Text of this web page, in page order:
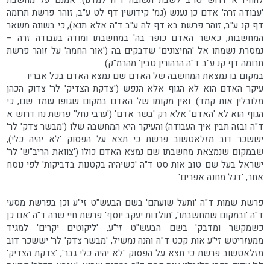
'עבודה זרה' אדם כן נענש (גמ' קידושין דף לט ע"ב, זוהר פרשת תרומה
דף קנ ע"ב, זוהר פרשת בא דף לה ע"ב ד"ה אלא תנא), כי בשונה משאר
המחשבות, כאשר האדם כופר בה' במחשבתו ומודה בעבודה זרה –
נמסרת נשמתו אל 'החיצונים' שדבקים בה ('אור החמה' על זוהר פרשת
תרומה דף קנ ע"ב ד"ה הרהורין טבין' מהרמ"ק).
במקום בו נמצאת המחשבה של האדם שם נמצא האדם בכל אבריו
עיקר האדם הוא לא הגוף אלא הנפש ('צדקת הצדיק' לר' צדוק הכהן
מלובלין אות קמד). ואין מקומו של האדם במקום שגופו עומד שם, כי
הגוף הוא לא 'האדם' אלא רק 'בשר אדם' ('ערבי נחל' פרשת נח דרוש א
ד"ה ובזה תבין איך העבודה) והעיקר היא המחשבה שלו ('מבשר צדק' לר'
יששכר דוב מזלאטשוב פרשת כי תצא על הפסוק 'לא יהיה כלי),
שבמקום שנמצאת מחשבתו שם נמצא האדם כולו ('צוואת הריב"ש' לר'
ישראל בעל שם טוב אות סט ד"ה 'כשיהיה בקטנות בדביקות' לפי נוסח
אחר, 'דגל מחנה אפרים'
פרשת שמות ד"ה 'ותעל שועתם' בשם הבעש"ט זי"ע וכן בפרשת מסעי
ד"ה 'ובמקום שמחשבתו', 'תולדות יעקב יוסף' פרשת חיי שרה ד"ה 'אם כן
כשמקשר ומדבק' בשם הבעש"ט זי"ע, 'ליקוטים יקרים' למגיד
ממעזריטש זי"ע אות קכט ד"ה והנה נמשיל, 'מבשר צדק' לר' יששכר דוב
מזלאטשוב פרשת כי תצא על הפסוק 'לא יהיה כלי גבר', 'צדקת הצדיק'